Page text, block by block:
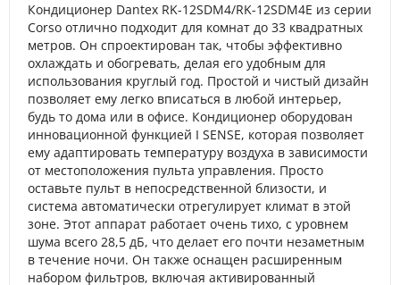
Кондиционер Dantex RK-12SDM4/RK-12SDM4E из серии
Corso отлично подходит для комнат до 33 квадратных
метров. Он спроектирован так, чтобы эффективно
охлаждать и обогревать, делая его удобным для
использования круглый год. Простой и чистый дизайн
позволяет ему легко вписаться в любой интерьер,
будь то дома или в офисе. Кондиционер оборудован
инновационной функцией I SENSE, которая позволяет
ему адаптировать температуру воздуха в зависимости
от местоположения пульта управления. Просто
оставьте пульт в непосредственной близости, и
система автоматически отрегулирует климат в этой
зоне. Этот аппарат работает очень тихо, с уровнем
шума всего 28,5 дБ, что делает его почти незаметным
в течение ночи. Он также оснащен расширенным
набором фильтров, включая активированный